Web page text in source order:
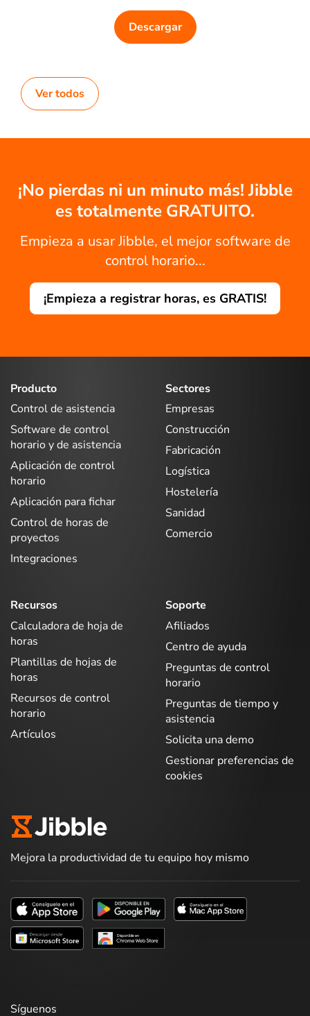
Descargar
Ver todos
¡No pierdas ni un minuto más! Jibble
es totalmente GRATUITO.
Empieza a usar Jibble, el mejor software de
control horario...
¡Empieza a registrar horas, es GRATIS!
Producto
Control de asistencia
Software de control
horario y de asistencia
Aplicación de control
horario
Aplicación para fichar
Control de horas de
proyectos
Integraciones
Sectores
Empresas
Construcción
Fabricación
Logística
Hostelería
Sanidad
Comercio
Recursos
Calculadora de hoja de
horas
Plantillas de hojas de
horas
Recursos de control
horario
Artículos
Soporte
Afiliados
Centro de ayuda
Preguntas de control
horario
Preguntas de tiempo y
asistencia
Solicita una demo
Gestionar preferencias de
cookies
Mejora la productividad de tu equipo hoy mismo
Síguenos